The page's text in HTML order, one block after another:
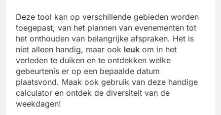
Deze tool kan op verschillende gebieden worden
toegepast, van het plannen van evenementen tot
het onthouden van belangrijke afspraken. Het is
niet alleen handig, maar ook leuk om in het
verleden te duiken en te ontdekken welke
gebeurtenis er op een bepaalde datum
plaatsvond. Maak ook gebruik van deze handige
calculator en ontdek de diversiteit van de
weekdagen!